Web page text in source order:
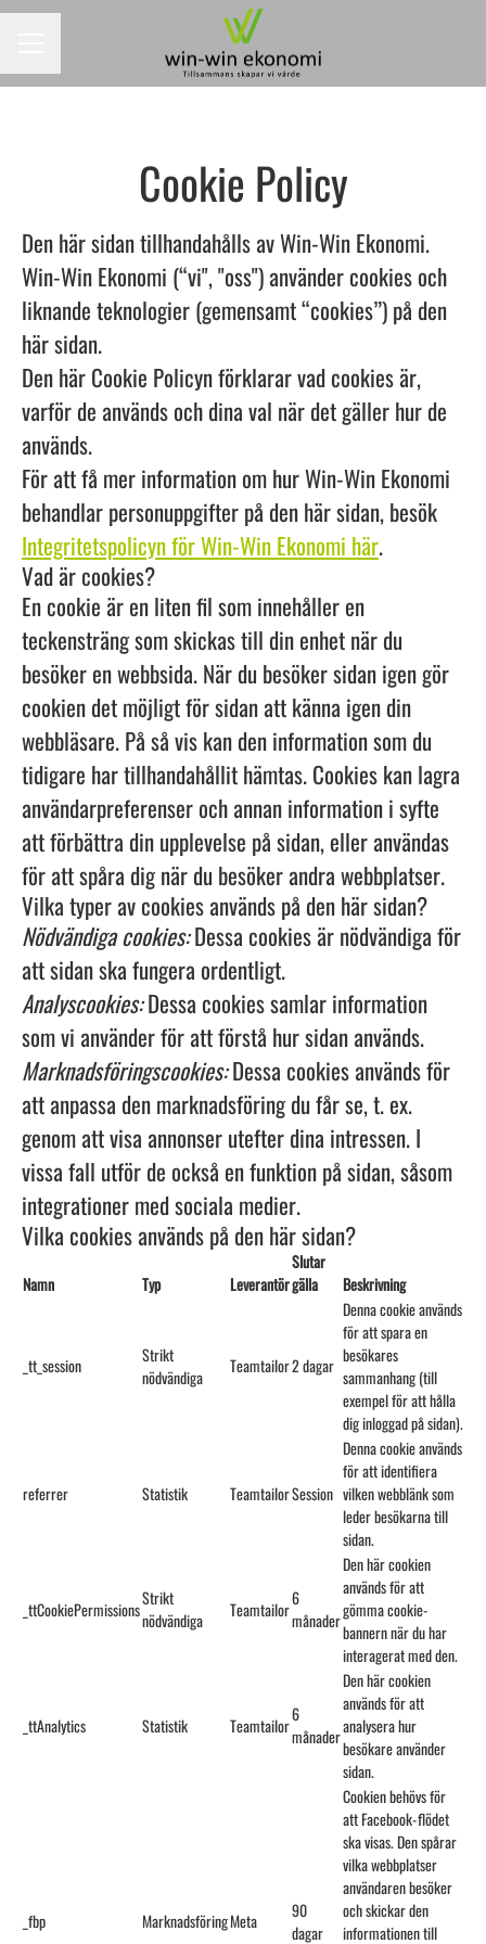
Cookie Policy
Den här sidan tillhandahålls av Win-Win Ekonomi.
Win-Win Ekonomi (“vi", "oss") använder cookies och
liknande teknologier (gemensamt “cookies”) på den
här sidan.
Den här Cookie Policyn förklarar vad cookies är,
varför de används och dina val när det gäller hur de
används.
För att få mer information om hur Win-Win Ekonomi
behandlar personuppgifter på den här sidan, besök
Integritetspolicyn för Win-Win Ekonomi här.
Vad är cookies?
En cookie är en liten fil som innehåller en
teckensträng som skickas till din enhet när du
besöker en webbsida. När du besöker sidan igen gör
cookien det möjligt för sidan att känna igen din
webbläsare. På så vis kan den information som du
tidigare har tillhandahållit hämtas. Cookies kan lagra
användarpreferenser och annan information i syfte
att förbättra din upplevelse på sidan, eller användas
för att spåra dig när du besöker andra webbplatser.
Vilka typer av cookies används på den här sidan?
Nödvändiga cookies:Dessa cookies är nödvändiga för
att sidan ska fungera ordentligt.
Analyscookies:Dessa cookies samlar information
som vi använder för att förstå hur sidan används.
Marknadsföringscookies:Dessa cookies används för
att anpassa den marknadsföring du får se, t. ex.
genom att visa annonser utefter dina intressen. I
vissa fall utför de också en funktion på sidan, såsom
integrationer med sociala medier.
Vilka cookies används på den här sidan?
Namn Typ Leverantör
Slutar
gälla
Beskrivning
_tt_session
Strikt
nödvändiga
Teamtailor2 dagar
Denna cookie används
för att spara en
besökares
sammanhang (till
exempel för att hålla
dig inloggad på sidan).
referrer Statistik TeamtailorSession
Denna cookie används
för att identifiera
vilken webblänk som
leder besökarna till
sidan.
_ttCookiePermissions
Strikt
nödvändiga
Teamtailor
6
månader
Den här cookien
används för att
gömma cookie-
bannern när du har
interagerat med den.
_ttAnalytics Statistik Teamtailor
6
månader
Den här cookien
används för att
analysera hur
besökare använder
sidan.
_fbp MarknadsföringMeta
90
dagar
Cookien behövs för
att Facebook-flödet
ska visas. Den spårar
vilka webbplatser
användaren besöker
och skickar den
informationen till